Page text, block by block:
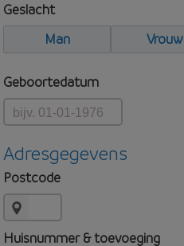
Geslacht
Man
Vrouw
Geboortedatum
Adresgegevens
Postcode
Huisnummer & toevoeging